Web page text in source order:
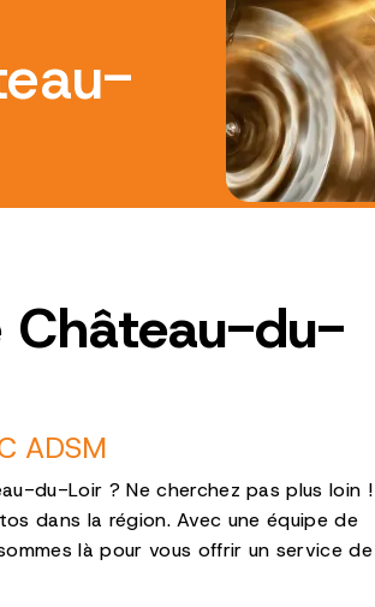
Château-du-
ADSM
du-Loir ? Ne cherchez pas plus loin !
dans la région. Avec une équipe de
là pour vous offrir un service de